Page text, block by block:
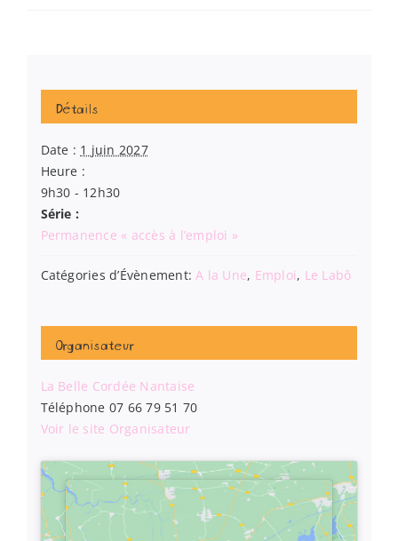
Détails
Date : 1 juin 2027
Heure :
9h30 - 12h30
Série :
Permanence « accès à l’emploi »
Catégories d’Évènement: A la Une, Emploi, Le Labô
Organisateur
La Belle Cordée Nantaise
Téléphone 07 66 79 51 70
Voir le site Organisateur